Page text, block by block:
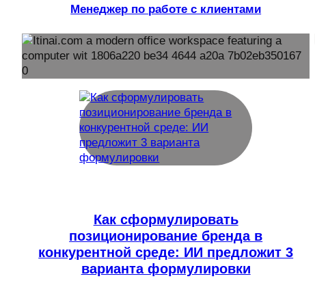
Менеджер по работе с клиентами
Как сформулировать
позиционирование бренда в
конкурентной среде: ИИ предложит 3
варианта формулировки